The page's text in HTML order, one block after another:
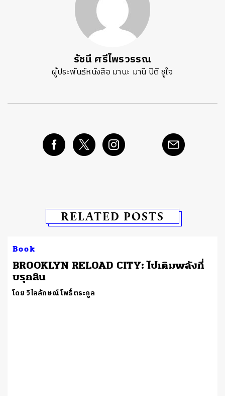
รัชนี ศรีไพรวรรณ
ผู้ประพันธ์หนังสือ มานะ มานี ปิติ ชูใจ
RELATED POSTS
Book
BROOKLYN RELOAD CITY: ไปเติมพลังที่
บรุกลิน
โดย วิไลลักษณ์ โพธิ์ตระกูล